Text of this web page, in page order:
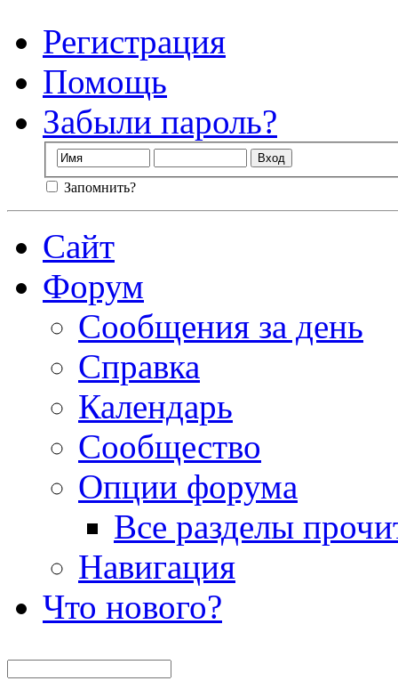
Регистрация
Помощь
Забыли пароль?
Запомнить?
Сайт
Форум
Сообщения за день
Справка
Календарь
Сообщество
Опции форума
Все разделы
Навигация
Что нового?